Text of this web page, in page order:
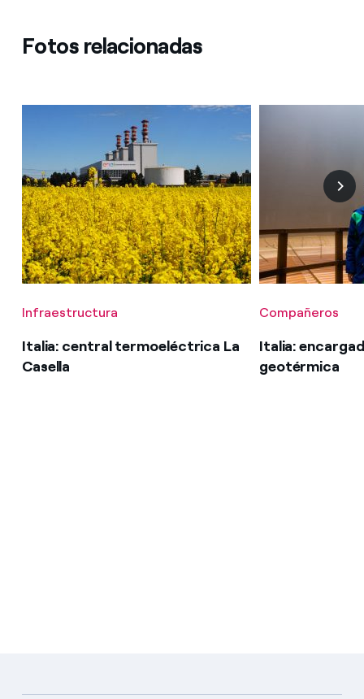
Fotos relacionadas
Infraestructura
Italia: central termoeléctrica La
Casella
Compañeros
Italia:
geotérmica